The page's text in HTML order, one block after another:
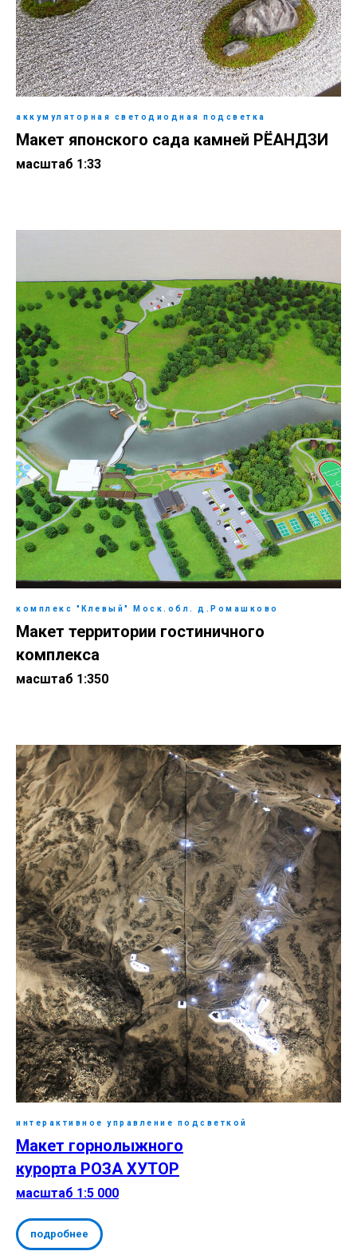
аккумуляторная светодиодная подсветка
Макет японского сада камней РЁАНДЗИ
масштаб 1:33
комплекс "Клевый" Моск.обл. д.Ромашково
Макет территории гостиничного
комплекса
масштаб 1:350
интерактивное управление подсветкой
Макет горнолыжного
курорта РОЗА ХУТОР
масштаб 1:5 000
подробнее